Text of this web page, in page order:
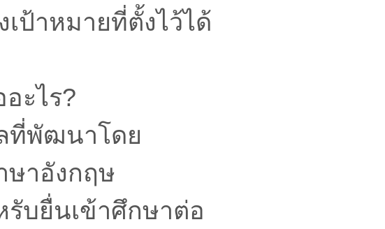
ป้าหมายที่ตั้งไว้ได้
ะไร?
ที่พัฒนาโดย
ษาอังกฤษ
บยื่นเข้าศึกษาต่อ